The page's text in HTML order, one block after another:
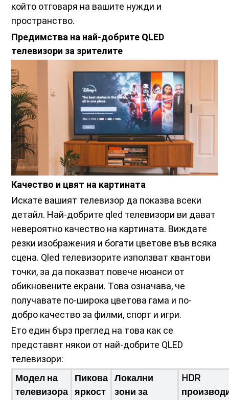
който отговаря на вашите нужди и
пространство.
Предимства на най-добрите QLED
телевизори за зрителите
Качество и цвят на картината
Искате вашият телевизор да показва всеки
детайл. Най-добрите qled телевизори ви дават
невероятно качество на картината. Виждате
резки изображения и богати цветове във всяка
сцена. Qled телевизорите използват квантови
точки, за да показват повече нюанси от
обикновените екрани. Това означава, че
получавате по-широка цветова гама и по-
добро качество за филми, спорт и игри.
Ето един бърз преглед на това как се
представят някои от най-добрите QLED
телевизори:
Модел на
телевизора
Пикова
яркост
Локални
зони за
HDR